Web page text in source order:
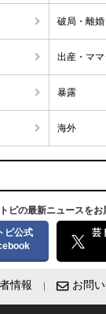
破局・離婚
出産・マ
暴露
海外
ピの最新ニュースをお
ピ公式
芸
情報 お問